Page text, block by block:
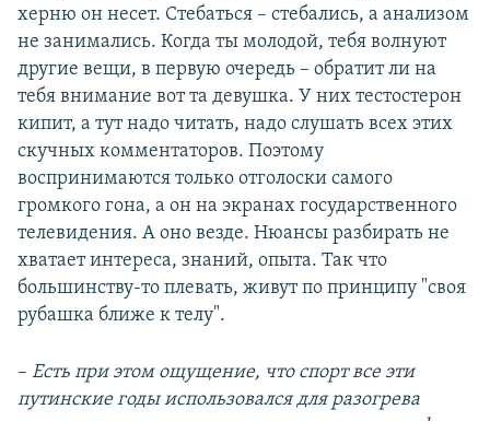
херню он несет. Стебаться – стебались, а анализом
не занимались. Когда ты молодой, тебя волнуют
другие вещи, в первую очередь – обратит ли на
тебя внимание вот та девушка. У них тестостерон
кипит, а тут надо читать, надо слушать всех этих
скучных комментаторов. Поэтому
воспринимаются только отголоски самого
громкого гона, а он на экранах государственного
телевидения. А оно везде. Нюансы разбирать не
хватает интереса, знаний, опыта. Так что
большинству-то плевать, живут по принципу "своя
рубашка ближе к телу".
– Есть при этом ощущение, что спорт все эти
путинские годы использовался для разогрева